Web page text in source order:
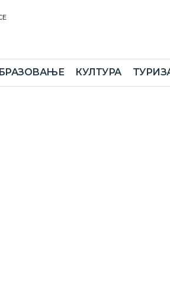
КУЛТУРА